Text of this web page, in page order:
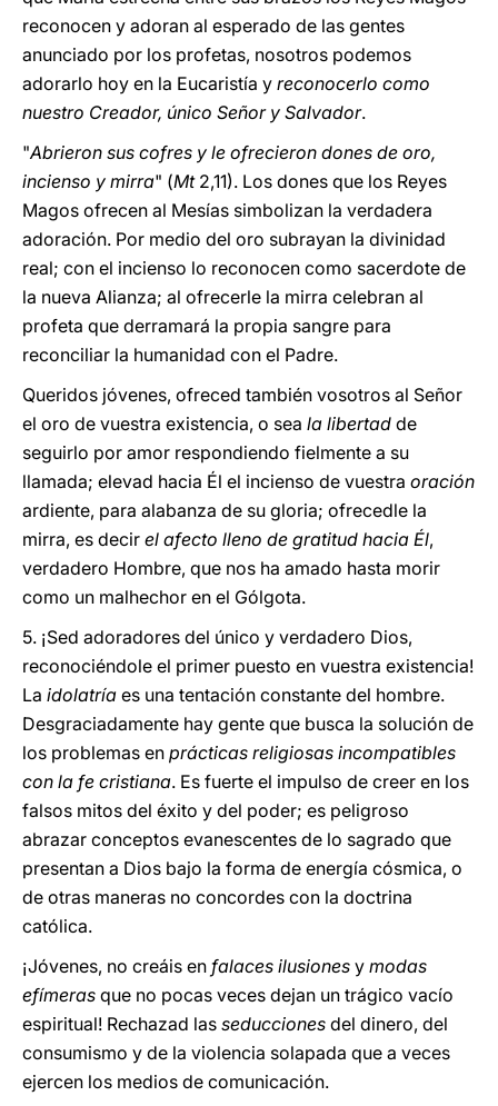
reconocen y adoran al esperado de las gentes
anunciado por los profetas, nosotros podemos
adorarlo hoy en la Eucaristía y reconocerlo como
nuestro Creador, único Señor y Salvador.
"Abrieron sus cofres y le ofrecieron dones de oro,
incienso y mirra" (Mt2,11). Los dones que los Reyes
Magos ofrecen al Mesías simbolizan la verdadera
adoración. Por medio del oro subrayan la divinidad
real; con el incienso lo reconocen como sacerdote de
la nueva Alianza; al ofrecerle la mirra celebran al
profeta que derramará la propia sangre para
reconciliar la humanidad con el Padre.
Queridos jóvenes, ofreced también vosotros al Señor
el oro de vuestra existencia, o sea la libertad de
seguirlo por amor respondiendo fielmente a su
llamada; elevad hacia Él el incienso de vuestra oración
ardiente, para alabanza de su gloria; ofrecedle la
mirra, es decir el afecto lleno de gratitud hacia Él,
verdadero Hombre, que nos ha amado hasta morir
como un malhechor en el Gólgota.
5. ¡Sed adoradores del único y verdadero Dios,
reconociéndole el primer puesto en vuestra existencia!
La idolatría es una tentación constante del hombre.
Desgraciadamente hay gente que busca la solución de
los problemas en prácticas religiosas incompatibles
con la fe cristiana. Es fuerte el impulso de creer en los
falsos mitos del éxito y del poder; es peligroso
abrazar conceptos evanescentes de lo sagrado que
presentan a Dios bajo la forma de energía cósmica, o
de otras maneras no concordes con la doctrina
católica.
¡Jóvenes, no creáis en falaces ilusiones y modas
efímeras que no pocas veces dejan un trágico vacío
espiritual! Rechazad las seducciones del dinero, del
consumismo y de la violencia solapada que a veces
ejercen los medios de comunicación.